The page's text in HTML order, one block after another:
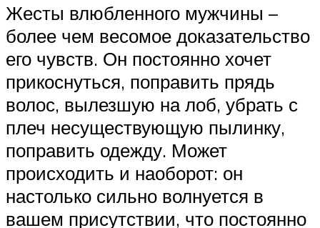
Жесты влюбленного мужчины –
более чем весомое доказательство
его чувств. Он постоянно хочет
прикоснуться, поправить прядь
волос, вылезшую на лоб, убрать с
плеч несуществующую пылинку,
поправить одежду. Может
происходить и наоборот: он
настолько сильно волнуется в
вашем присутствии, что постоянно